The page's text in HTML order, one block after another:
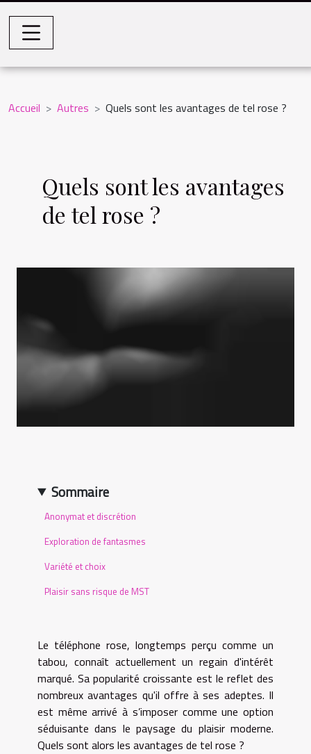
Accueil Autres Quels sont les avantages de tel rose ?
Quels sont les avantages
de tel rose ?
Sommaire
Anonymat et discrétion
Exploration de fantasmes
Variété et choix
Plaisir sans risque de MST
Le téléphone rose, longtemps perçu comme un
tabou, connaît actuellement un regain d'intérêt
marqué. Sa popularité croissante est le reflet des
nombreux avantages qu'il offre à ses adeptes. Il
est même arrivé à s’imposer comme une option
séduisante dans le paysage du plaisir moderne.
Quels sont alors les avantages de tel rose ?